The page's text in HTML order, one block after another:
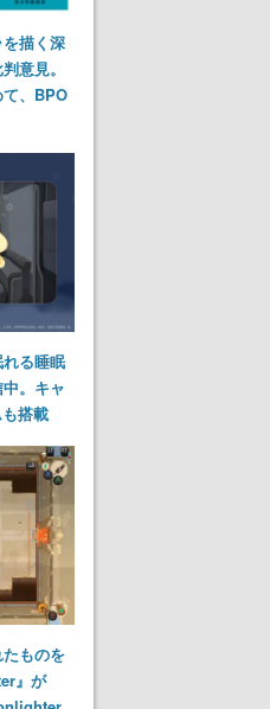
を描く深
意見。
、BPO
る睡眠
。キャ
搭載
たものを
』が